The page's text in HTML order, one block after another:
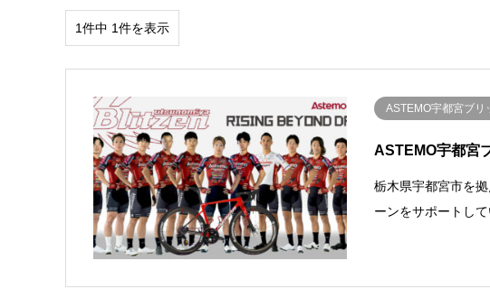
1件中 1件を表示
ASTEMO宇都宮ブリ
ASTEMO宇都宮
栃木県宇都宮市を
ーンをサポートし